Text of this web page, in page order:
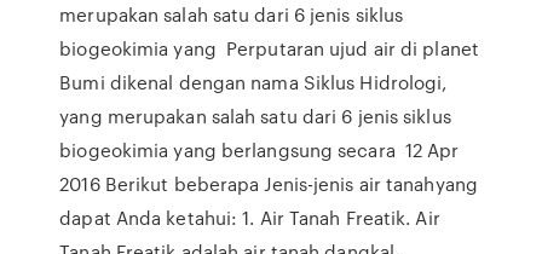
merupakan salah satu dari 6 jenis siklus
biogeokimia yang Perputaran ujud air di planet
Bumi dikenal dengan nama Siklus Hidrologi,
yang merupakan salah satu dari 6 jenis siklus
biogeokimia yang berlangsung secara 12 Apr
2016 Berikut beberapa Jenis-jenis air tanahyang
dapat Anda ketahui: 1. Air Tanah Freatik. Air